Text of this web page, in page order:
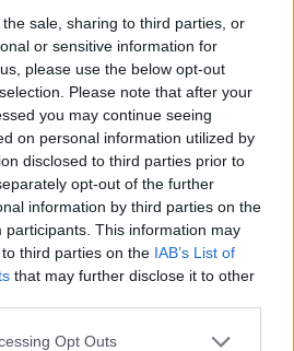
sale, sharing to third parties, or
or sensitive information for
please use the below opt-out
Please note that after your
you may continue seeing
on personal information utilized by
disclosed to third parties prior to
opt-out of the further
information by third parties on the
participants. This information may
third parties on the IAB’s List of
that may further disclose it to other
app uses one or more Google
Opt Outs
elmondta: "Soha
amikor öreg
fogok rá.
de fantasztikus volt. A
Magyarországot
nagy álmaim vannak,
többen megismerjék a
i születésű magyar
reméli, otthon most
boldog, köszöni
lehetőséget kapott a